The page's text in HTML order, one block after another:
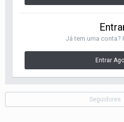
Já tem uma conta?
Entrar
Seguidores